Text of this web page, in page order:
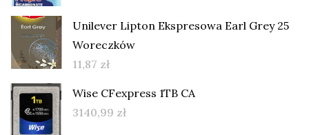
Unilever Lipton Ekspresowa Earl Grey 25
Woreczków
11,87 zł
Wise CFexpress 1TB CA
3140,99 zł